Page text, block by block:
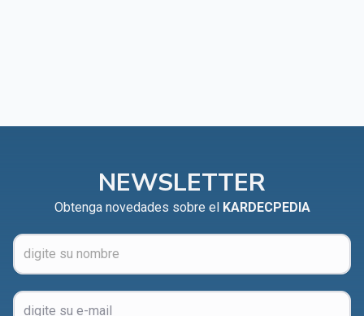
NEWSLETTER
Obtenga novedades sobre el KARDECPEDIA